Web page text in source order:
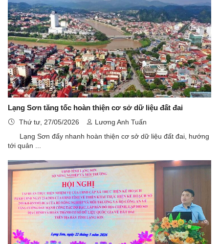
Lạng Sơn tăng tốc hoàn thiện cơ sở dữ liệu đất đai
Thứ tư, 27/05/2026
Lương Anh Tuấn
Lạng Sơn đẩy nhanh hoàn thiện cơ sở dữ liệu đất đai, hướng
tới quản ...